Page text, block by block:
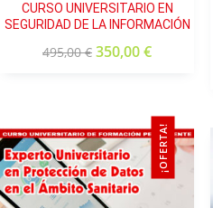
CURSO UNIVERSITARIO EN
SEGURIDAD DE LA INFORMACIÓN
495,00€ 350,00€
¡OFERTA!